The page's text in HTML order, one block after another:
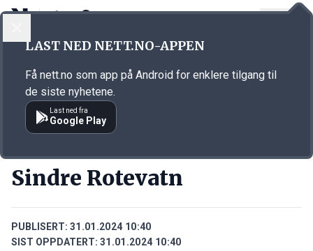
Annonsørinnhold
Sindre Rotevatn
PUBLISERT: 31.01.2024 10:40
SIST OPPDATERT: 31.01.2024 10:40
LAST NED NETT.NO-APPEN
Få nett.no som app på Android for enklere tilgang til
de siste nyhetene.
Last ned fra
Google Play